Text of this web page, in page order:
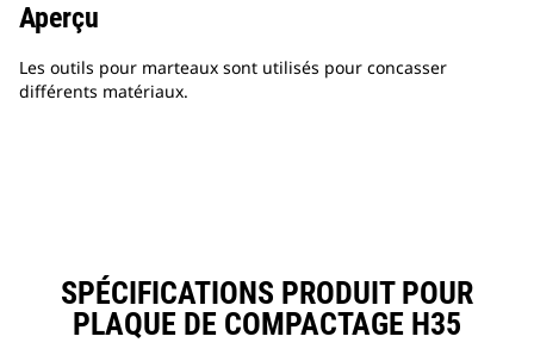
Aperçu
Les outils pour marteaux sont utilisés pour concasser
différents matériaux.
SPÉCIFICATIONS PRODUIT POUR
PLAQUE DE COMPACTAGE H35